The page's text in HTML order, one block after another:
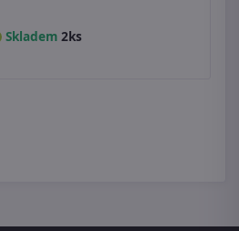
Skladem 2ks